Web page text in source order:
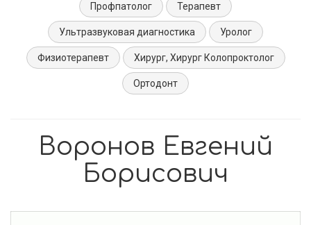
Профпатолог Терапевт
Ультразвуковая диагностика Уролог
Физиотерапевт Хирург, Хирург Колопроктолог
Ортодонт
Воронов Евгений
Борисович